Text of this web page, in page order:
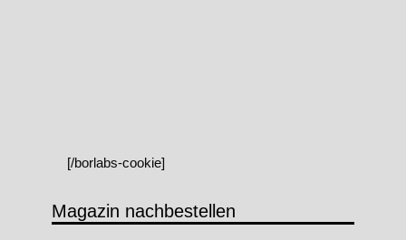
[/borlabs-cookie]
Magazin nachbestellen